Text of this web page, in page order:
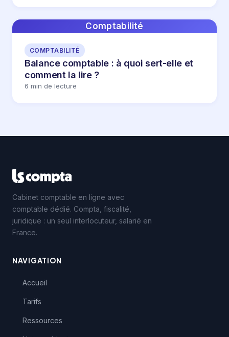
Comptabilité
COMPTABILITÉ
Balance comptable : à quoi sert-elle et
comment la lire ?
6 min de lecture
Cabinet comptable en ligne avec
comptable dédié. Compta, fiscalité,
juridique : un seul interlocuteur, salarié en
France.
NAVIGATION
Accueil
Tarifs
Ressources